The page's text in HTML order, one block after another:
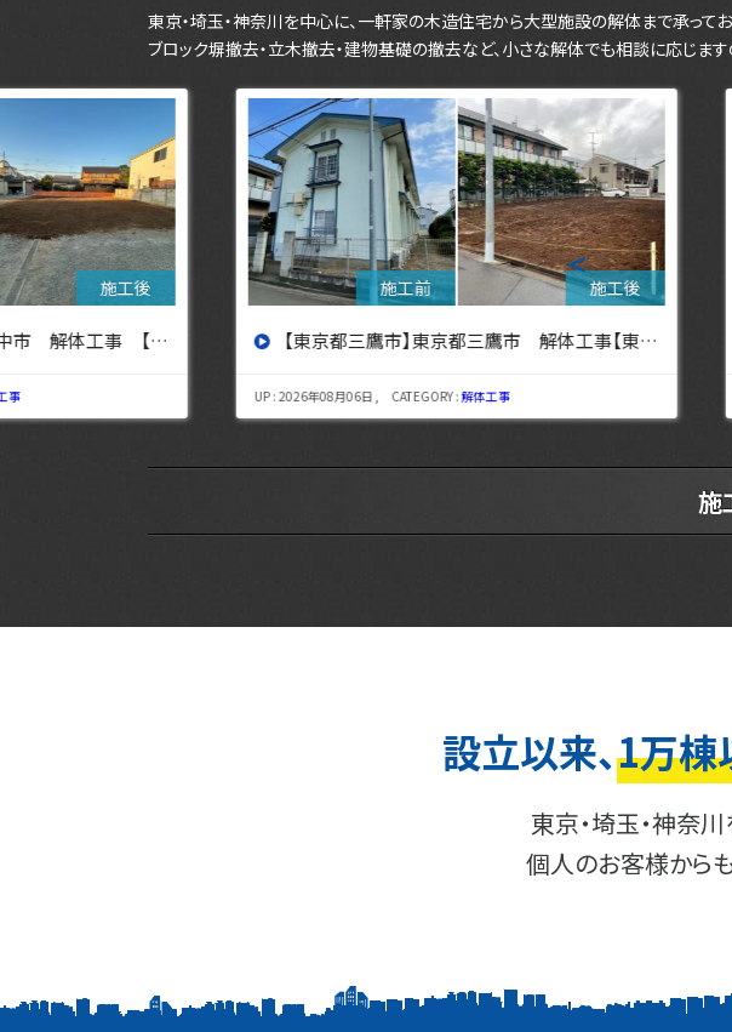
東京・埼玉・神奈川を中心に、一軒家の木造住宅から大型施設の解体まで承ってお
ブロック塀撤去・立木撤去・建物基礎の撤去など、小さな解体でも相談に応じます
＜
】 【東京都三鷹市】東京都三鷹市 解体工事【東京・埼玉・神奈川の解体工事なら東央建設へ】
UP : 2026年08月06日 , CATEGORY :解体工事
【東京都立川市】東
UP : 2026年08月03
施
設立以来、1万棟
東京・埼玉・神奈
個人のお客様から